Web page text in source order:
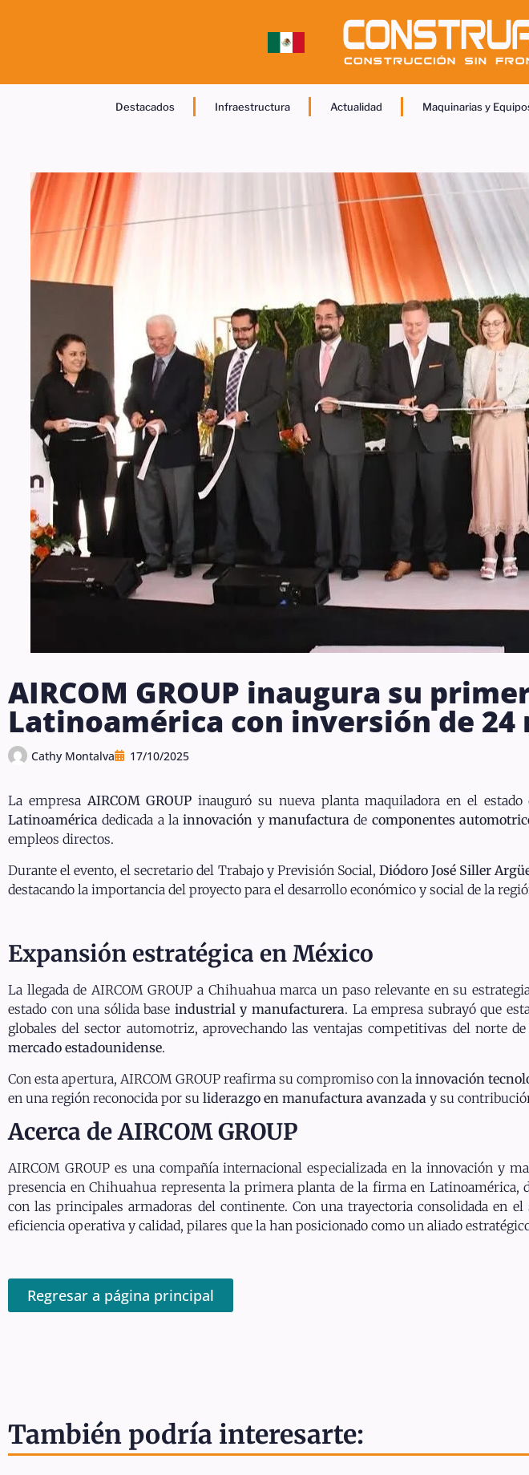
Destacados Infraestructura Actualidad Maquinarias y
AIRCOM GROUP inaugura su
Latinoamérica con inversión de 24
Cathy Montalva 17/10/2025
La empresa AIRCOM GROUP inauguró su nueva planta maquiladora en el
Latinoamérica dedicada a lainnovación y manufacturade componentes
empleos directos.
Durante el evento, el secretario del Trabajo y Previsión Social, Diódoro José Siller
destacando la importancia del proyecto para el desarrollo económico y social de la
Expansión estratégica en México
La llegada de AIRCOM GROUP a Chihuahua marca un paso relevante en su
estado con una sólida base industrial y manufacturera. La empresa subrayó que
globales del sector automotriz, aprovechando las ventajas competitivas del norte
mercado estadounidense.
Con esta apertura, AIRCOM GROUP reafirma su compromiso con la innovación
en una región reconocida por su liderazgo en manufactura avanzada y su
Acerca de AIRCOM GROUP
AIRCOM GROUP es una compañía internacional especializada en la innovación y
presencia en Chihuahua representa la primera planta de la firma en Latinoamérica,
con las principales armadoras del continente. Con una trayectoria consolidada en
eficiencia operativa y calidad, pilares que la han posicionado como un aliado
Regresar a página principal
También podría interesarte: